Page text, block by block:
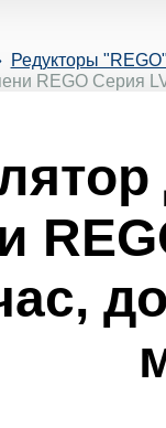
Редукторы "REGO"
REGO Серия